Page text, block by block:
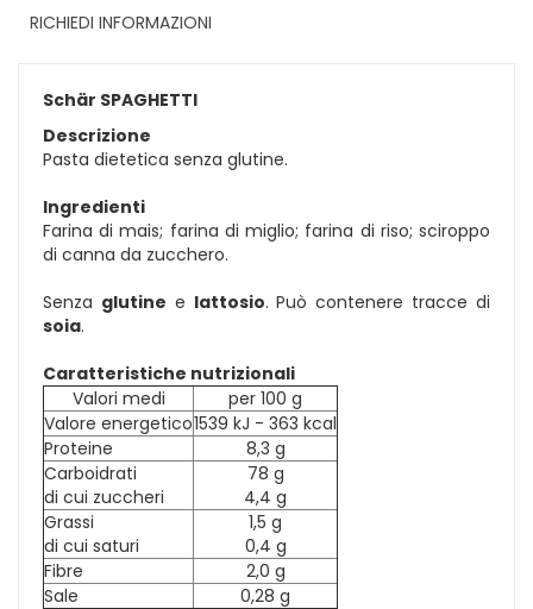
RICHIEDI INFORMAZIONI
Schär SPAGHETTI
Descrizione
Pasta dietetica senza glutine.
Ingredienti
Farina di mais; farina di miglio; farina di riso; sciroppo
di canna da zucchero.
Senza glutine e lattosio. Può contenere tracce di
soia.
Caratteristiche nutrizionali
Valori medi
per 100 g
Valore energetico1539 kJ - 363 kcal
Proteine
8,3 g
Carboidrati
di cui zuccheri
78 g
4,4 g
Grassi
di cui saturi
1,5 g
0,4 g
Fibre
2,0 g
Sale
0,28 g